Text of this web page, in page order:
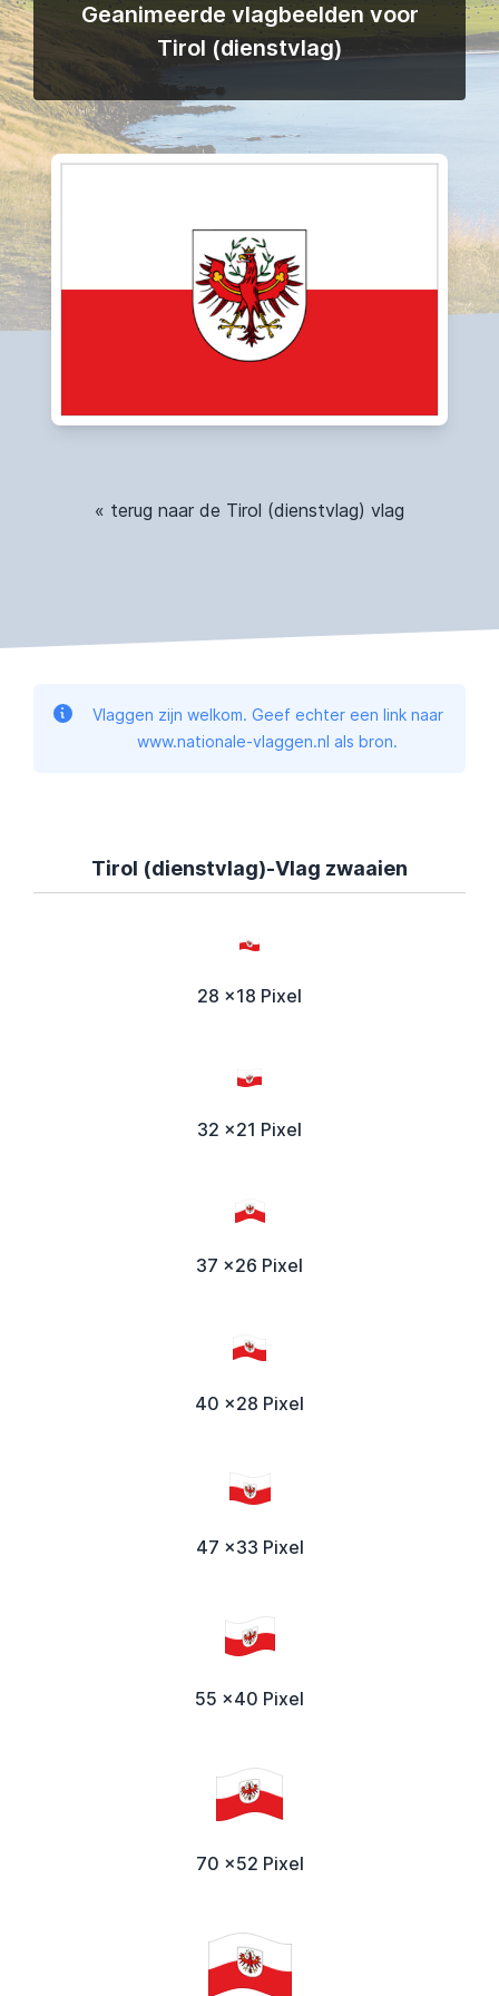
Geanimeerde vlagbeelden voor
Tirol (dienstvlag)
« terug naar de Tirol (dienstvlag) vlag
Vlaggen zijn welkom. Geef echter een link naar
www.nationale-vlaggen.nl als bron.
Tirol (dienstvlag)-Vlag zwaaien
28 x18 Pixel
32 x21 Pixel
37 x26 Pixel
40 x28 Pixel
47 x33 Pixel
55 x40 Pixel
70 x52 Pixel